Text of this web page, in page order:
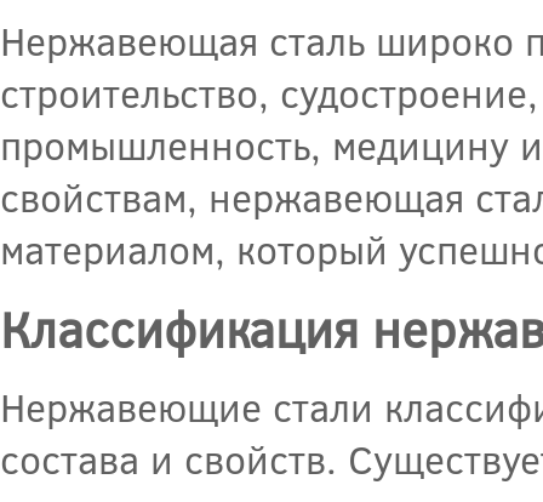
Нержавеющая сталь широко
строительство,
промышленность, медицину
свойствам, нержавеющая
материалом, который
Классификация
Нержавеющие стали
состава и свойств.